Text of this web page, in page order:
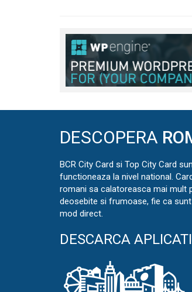
DESCOPERA
BCR City Card si Top City Card
functioneaza la nivel national.
romani sa calatoreasca mai mult
deosebite si frumoase, fie ca
mod direct.
DESCARCA